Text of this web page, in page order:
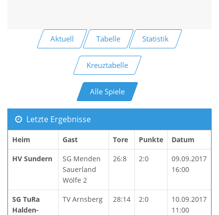
Aktuell Tabelle Statistik
Kreuztabelle
Alle Spiele
Letzte Ergebnisse
Heim Gast Tore Punkte Datum
HV Sundern
SG Menden
Sauerland
Wölfe 2
26:8 2:0
09.09.2017
16:00
SG TuRa
Halden-
TV Arnsberg 28:14 2:0
10.09.2017
11:00